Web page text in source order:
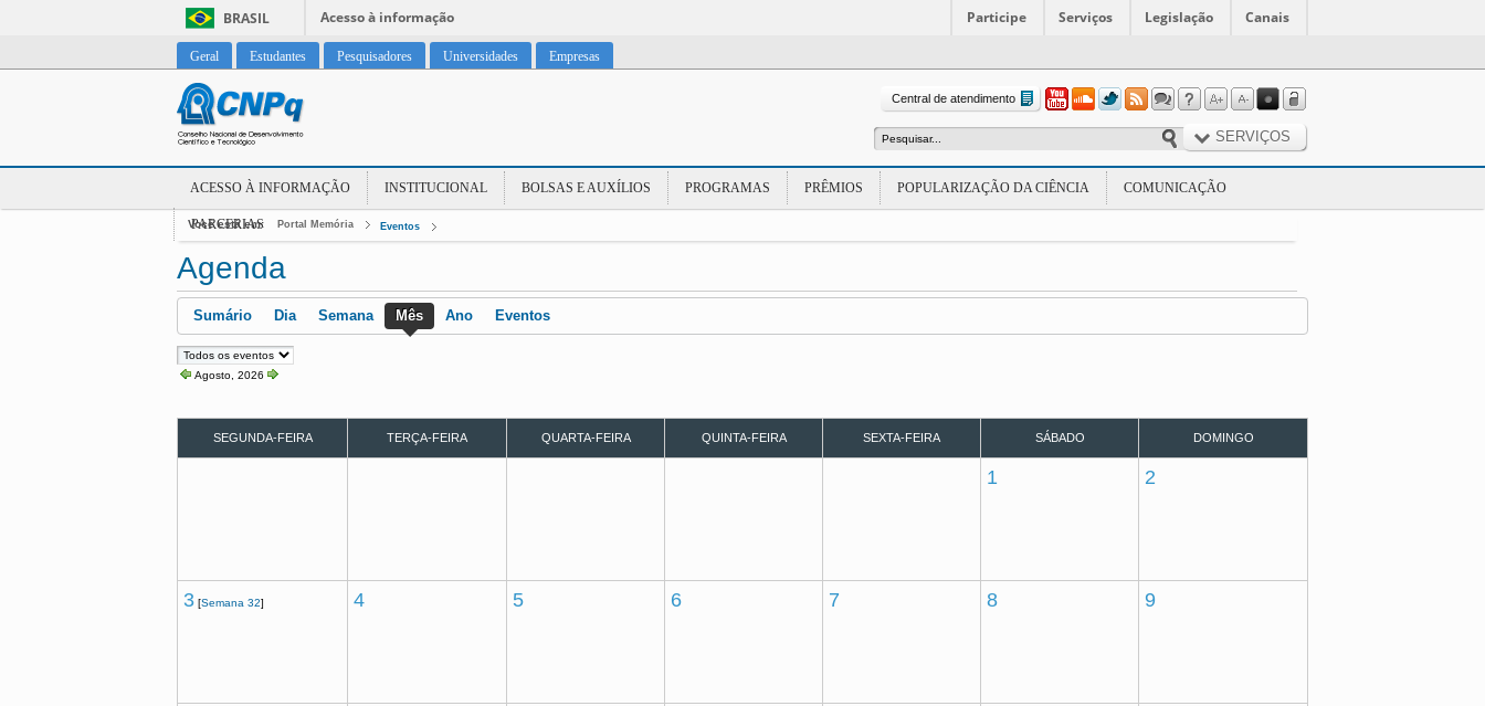
BRASIL Acesso à informação Participe Serviços Legislação Canais
Geral
ACESSO À INFORMAÇÃO INSTITUCIONAL BOLSAS E AUXÍLIOS PROGRAMAS PRÊMIOS POPULARIZAÇÃO DA CIÊNCIA COMUNICAÇÃO
PARCERIAS
Estudantes Pesquisadores Universidades Empresas
Central de atendimento
SERVIÇOS
Você está em: Portal Memória Eventos
Agenda
Sumário Dia Semana Mês Ano Eventos
Agosto, 2026
SEGUNDA-FEIRA TERÇA-FEIRA QUARTA-FEIRA QUINTA-FEIRA SEXTA-FEIRA SÁBADO DOMINGO
1 2
3 [Semana 32] 4 5 6 7 8 9